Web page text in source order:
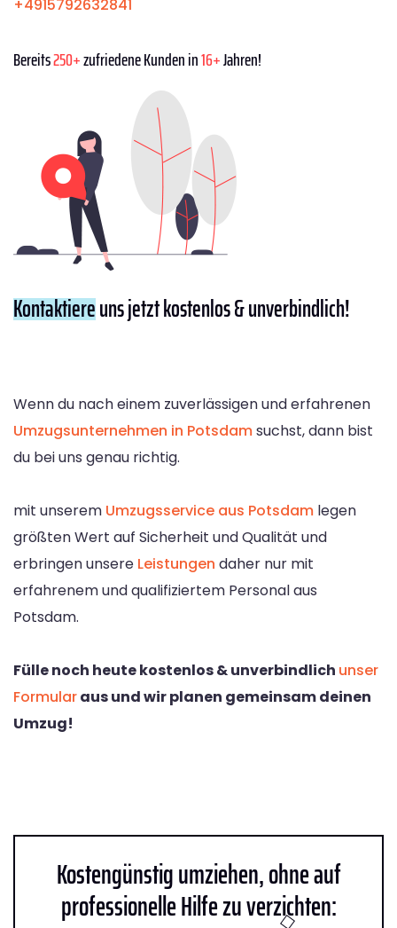
+4915792632841
Bereits250+zufriedene Kunden in16+Jahren!
Kontaktiereuns jetzt kostenlos & unverbindlich!
Wenn du nach einem zuverlässigen und erfahrenen
Umzugsunternehmen in Potsdamsuchst, dann bist
du bei uns genau richtig.
mit unserem Umzugsservice aus Potsdam legen
größten Wert auf Sicherheit und Qualität und
erbringen unsere Leistungen daher nur mit
erfahrenem und qualifiziertem Personal aus
Potsdam.
Fülle noch heute kostenlos & unverbindlich unser
Formularaus und wir planen gemeinsam deinen
Umzug!
Kostengünstig umziehen, ohne auf
professionelle Hilfe zu verzichten: